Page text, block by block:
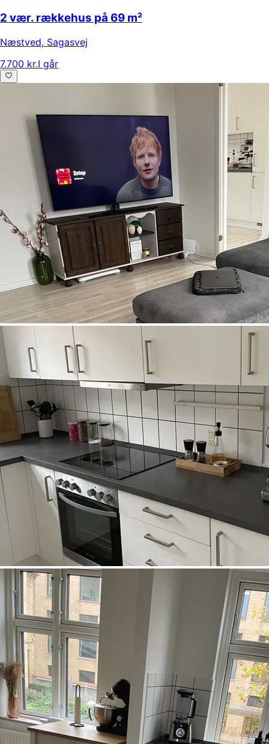
2 vær. rækkehus på 69 m²
Næstved, Sagasvej
7.700 kr.I går